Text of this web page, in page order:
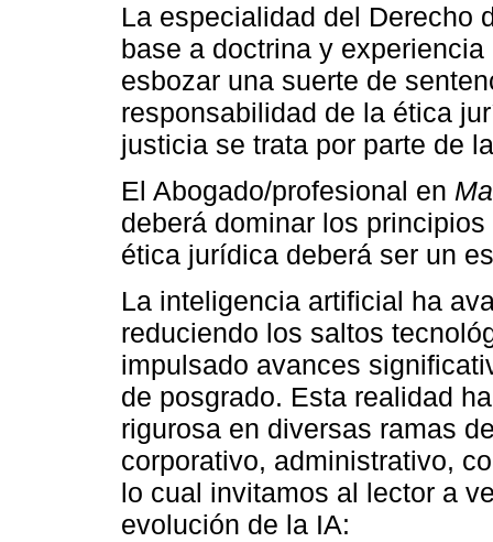
La especialidad del Derecho
base a doctrina y
esbozar una suerte de
responsabilidad de la ética
justicia se trata por parte de
El Abogado/profesional en
deberá dominar los
ética jurídica deberá ser un
La inteligencia artificial ha
reduciendo los saltos
impulsado avances
de posgrado. Esta realidad
rigurosa en diversas ramas
corporativo, administrativo,
lo cual invitamos al lector a
evolución de la IA: